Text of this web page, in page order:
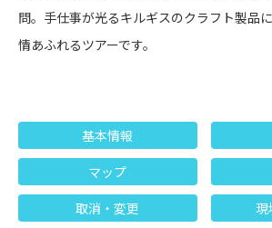
問。手仕事が光るキルギスのクラフト製品
情あふれるツアーです。
基本情報
マップ
取消・変更